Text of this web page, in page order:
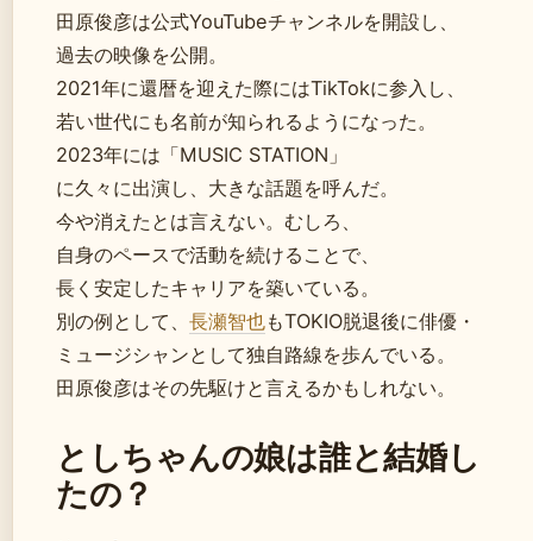
田原俊彦は公式YouTubeチャンネルを開設し、
過去の映像を公開。
2021年に還暦を迎えた際にはTikTokに参入し、
若い世代にも名前が知られるようになった。
2023年には「MUSIC STATION」
に久々に出演し、大きな話題を呼んだ。
今や消えたとは言えない。むしろ、
自身のペースで活動を続けることで、
長く安定したキャリアを築いている。
別の例として、 長瀬智也もTOKIO脱退後に俳優・
ミュージシャンとして独自路線を歩んでいる。
田原俊彦はその先駆けと言えるかもしれない。
としちゃんの娘は誰と結婚し
たの？